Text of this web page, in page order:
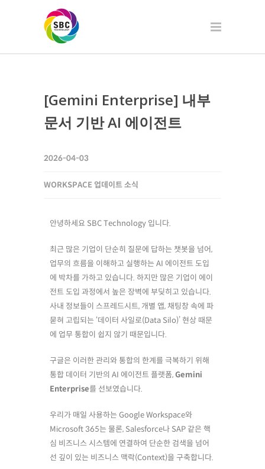
[Gemini Enterprise] 내부
문서 기반 AI 에이전트
2026-04-03
WORKSPACE 업데이트 소식
안녕하세요 SBC Technology 입니다.
최근 많은 기업이 단순히 질문에 답하는 챗봇을 넘어,
업무의 흐름을 이해하고 실행하는 AI 에이전트 도입
에 박차를 가하고 있습니다. 하지만 많은 기업이 에이
전트 도입 과정에서 높은 장벽에 부딪히고 있습니다.
사내 정보들이 스프레드시트, 개별 앱, 채팅창 속에 파
묻혀 고립되는 ‘데이터 사일로(Data Silo)’ 현상 때문
에 업무 통합이 쉽지 않기 때문입니다.
구글은 이러한 관리와 통합의 한계를 극복하기 위해
통합 데이터 기반의 AI 에이전트 플랫폼,Gemini
Enterprise를 선보였습니다.
우리가 매일 사용하는 Google Workspace와
Microsoft 365는 물론, Salesforce나 SAP 같은 핵
심 비즈니스 시스템에 연결하여 단순한 검색을 넘어
선 깊이 있는 비즈니스 맥락(Context)을 구축합니다.